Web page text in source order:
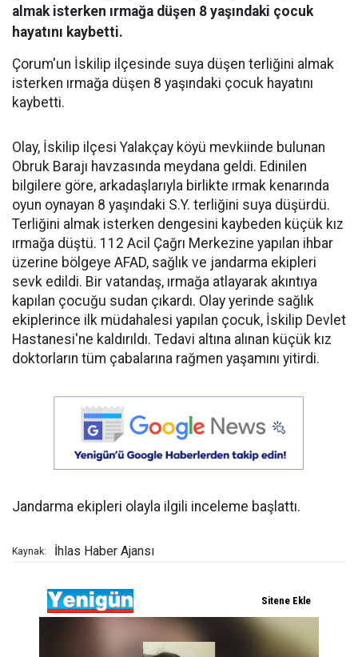
almak isterken ırmağa düşen 8 yaşındaki çocuk
hayatını kaybetti.
Çorum'un İskilip ilçesinde suya düşen terliğini almak
isterken ırmağa düşen 8 yaşındaki çocuk hayatını
kaybetti.
Olay, İskilip ilçesi Yalakçay köyü mevkiinde bulunan
Obruk Barajı havzasında meydana geldi. Edinilen
bilgilere göre, arkadaşlarıyla birlikte ırmak kenarında
oyun oynayan 8 yaşındaki S.Y. terliğini suya düşürdü.
Terliğini almak isterken dengesini kaybeden küçük kız
ırmağa düştü. 112 Acil Çağrı Merkezine yapılan ihbar
üzerine bölgeye AFAD, sağlık ve jandarma ekipleri
sevk edildi. Bir vatandaş, ırmağa atlayarak akıntıya
kapılan çocuğu sudan çıkardı. Olay yerinde sağlık
ekiplerince ilk müdahalesi yapılan çocuk, İskilip Devlet
Hastanesi'ne kaldırıldı. Tedavi altına alınan küçük kız
doktorların tüm çabalarına rağmen yaşamını yitirdi.
Jandarma ekipleri olayla ilgili inceleme başlattı.
Kaynak: İhlas Haber Ajansı